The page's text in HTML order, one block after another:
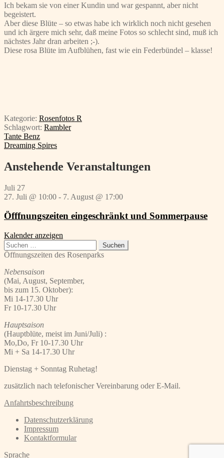
Ich bekam sie von einer Kundin und war gespannt, aber nicht
begeistert.
Aber diese Blüte – so etwas habe ich wirklich noch nicht gesehen
und ich ärgere mich sehr, daß meine Fotos so schlecht sind, muß ich
nächstes Jahr dran arbeiten ;-).
Diese rosa Blüte im Aufblühen, fast wie ein Federbündel – klasse!
Kategorie: Rosenfotos R
Schlagwort: Rambler
Beitragsnavigation
Vorheriger
Beitrag:
Tante Benz
Nächster
Dreaming Spires
Anstehende Veranstaltungen
Juli 27
27. Juli @ 10:00 - 7. August @ 17:00
Öfffnungszeiten eingeschränkt und Sommerpause
Kalender anzeigen
Suchen
nach:
Öffnungszeiten des Rosenparks
Nebensaison
(Mai, August, September,
bis zum 15. Oktober):
Mi 14-17.30 Uhr
Fr 10-17.30 Uhr
Hauptsaison
(Hauptblüte, meist im Juni/Juli) :
Mo,Do, Fr 10-17.30 Uhr
Mi + Sa 14-17.30 Uhr
Dienstag + Sonntag Ruhetag!
zusätzlich nach telefonischer Vereinbarung oder E-Mail.
Anfahrtsbeschreibung
Datenschutzerklärung
Impressum
Kontaktformular
Sprache